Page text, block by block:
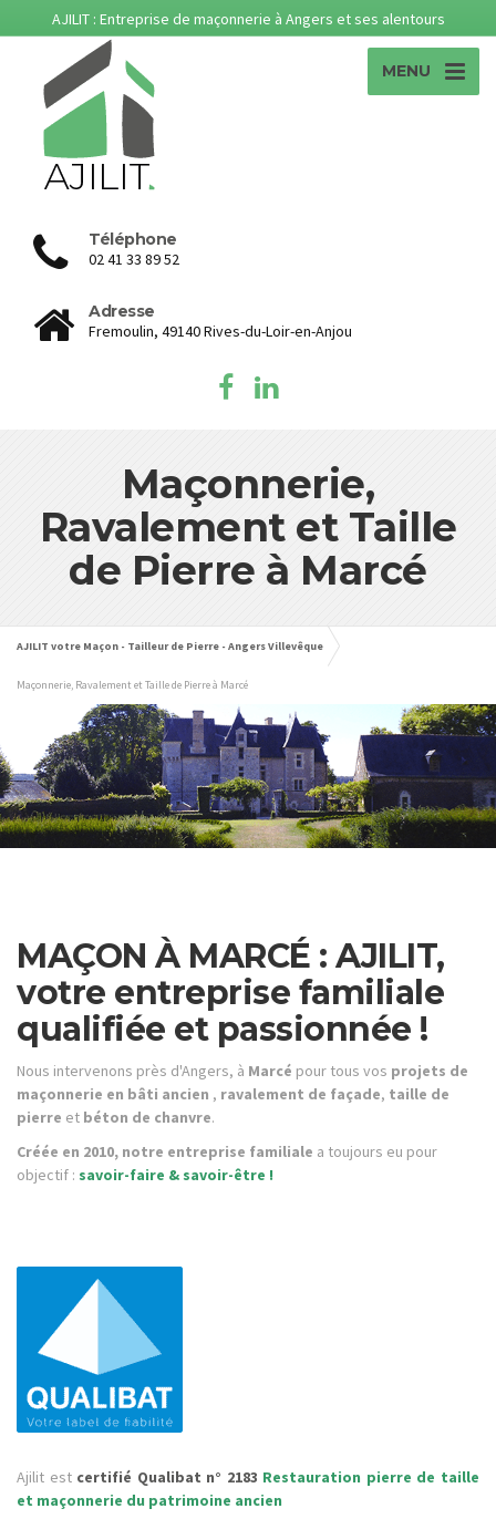
AJILIT : Entreprise de maçonnerie à Angers et ses alentours
MENU
Téléphone
02 41 33 89 52
Adresse
Fremoulin, 49140 Rives-du-Loir-en-Anjou
Maçonnerie,
Ravalement et Taille
de Pierre à Marcé
AJILIT votre Maçon - Tailleur de Pierre - Angers Villevêque
Maçonnerie, Ravalement et Taille de Pierre à Marcé
MAÇON À MARCÉ : AJILIT,
votre entreprise familiale
qualifiée et passionnée !
Nous intervenons près d'Angers, à Marcé pour tous vos projets de
maçonnerie en bâti ancien , ravalement de façade, taille de
pierre et béton de chanvre.
Créée en 2010, notre entreprise familiale a toujours eu pour
objectif : savoir-faire & savoir-être !
Ajilit estcertifié Qualibat n° 2183 Restauration pierre de taille
et maçonnerie du patrimoine ancien